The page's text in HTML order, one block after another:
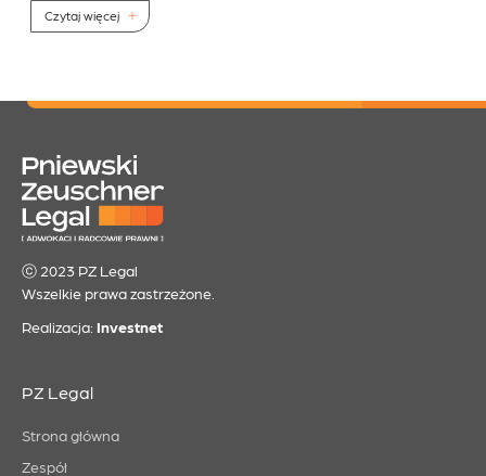
Czytaj więcej
ⓒ 2023 PZ Legal
Wszelkie prawa zastrzeżone.
Realizacja: Investnet
PZ Legal
Strona główna
Zespół